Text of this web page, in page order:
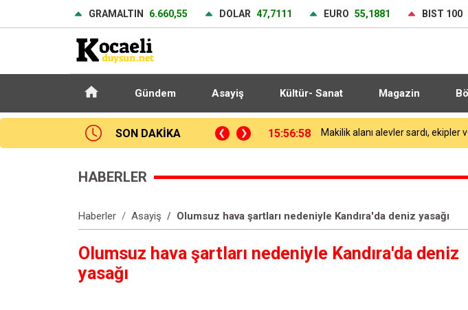
GRAMALTIN 6.660,55 DOLAR 47,7111 EURO 55,1881 BIST 100
Gündem Asayiş Kültür- Sanat Magazin
SON DAKİKA
ekipler ve vatandaşlar seferber oldu 15:11:36
HABERLER
Haberler Asayiş Olumsuz hava şartları nedeniyle Kandıra'da deniz yasağı
Olumsuz hava şartları nedeniyle Kandıra'da deniz
yasağı